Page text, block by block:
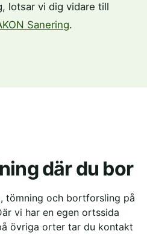
lotsar vi dig vidare till
Sanering.
där du bor
tömning och bortforsling på
vi har en egen ortssida
övriga orter tar du kontakt